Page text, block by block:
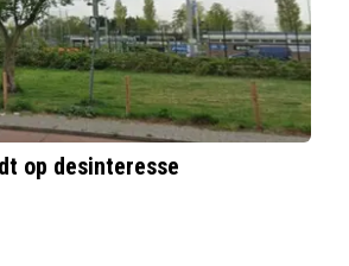
op desinteresse